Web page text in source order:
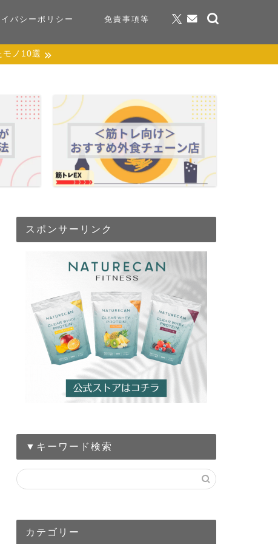
バシーポリシー 免責事項等
ノ10選
こんにちは、筋トレ
こんにちは！筋トレ歴
ゴールドジム
スポンサーリンク
▼キーワード検索
カテゴリー